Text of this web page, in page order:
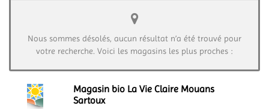
Nous sommes désolés, aucun résultat n’a été trouvé pour
votre recherche. Voici les magasins les plus proches :
Magasin bio La Vie Claire Mouans
Sartoux